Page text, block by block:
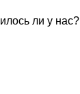
ли у нас?